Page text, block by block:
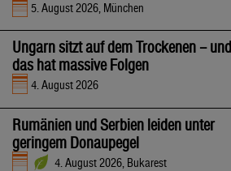
5. August 2026, München
Ungarn sitzt auf dem Trockenen – und
das hat massive Folgen
4. August 2026
Rumänien und Serbien leiden unter
geringem Donaupegel
4. August 2026, Bukarest